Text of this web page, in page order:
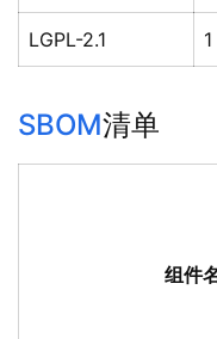
LGPL-2.1 1
SBOM清单
组件